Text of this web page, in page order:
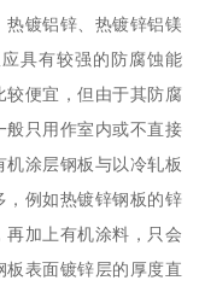
镀铝锌、热镀锌铝镁
具有较强的防腐蚀能
较便宜，但由于其防腐
般只用作室内或不直接
涂层钢板与以冷轧板
，例如热镀锌钢板的锌
再加上有机涂料，只会
表面镀锌层的厚度直